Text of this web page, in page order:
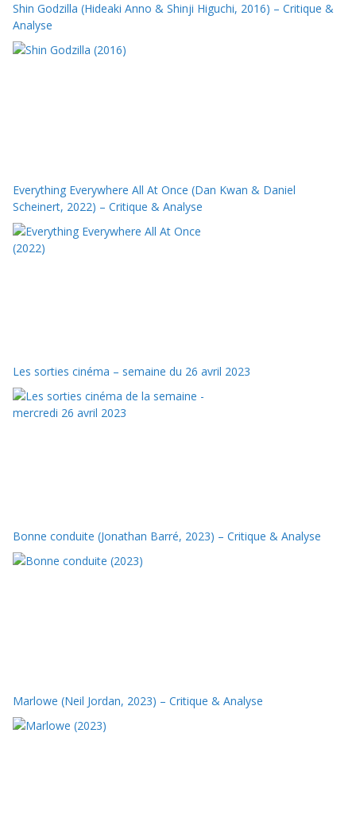
Shin Godzilla (Hideaki Anno & Shinji Higuchi, 2016) – Critique &
Analyse
Everything Everywhere All At Once (Dan Kwan & Daniel
Scheinert, 2022) – Critique & Analyse
Les sorties cinéma – semaine du 26 avril 2023
Bonne conduite (Jonathan Barré, 2023) – Critique & Analyse
Marlowe (Neil Jordan, 2023) – Critique & Analyse